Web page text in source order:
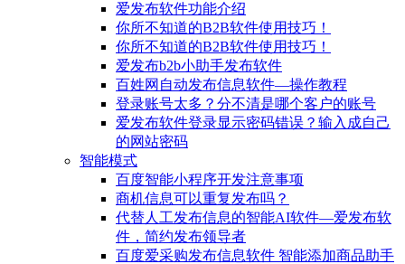
爱发布软件功能介绍
你所不知道的B2B软件使用技巧！
你所不知道的B2B软件使用技巧！
爱发布b2b小助手发布软件
百姓网自动发布信息软件—操作教程
登录账号太多？分不清是哪个客户的账号
爱发布软件登录显示密码错误？输入成自己
的网站密码
智能模式
百度智能小程序开发注意事项
商机信息可以重复发布吗？
代替人工发布信息的智能AI软件—爱发布软
件，简约发布领导者
百度爱采购发布信息软件 智能添加商品助手